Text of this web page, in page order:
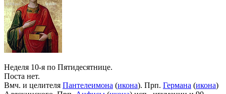
Неделя 10-я по Пятидесятнице.
Поста нет.
Вмч. и целителя Пантелеимона (икона). Прп. Германа (икона)